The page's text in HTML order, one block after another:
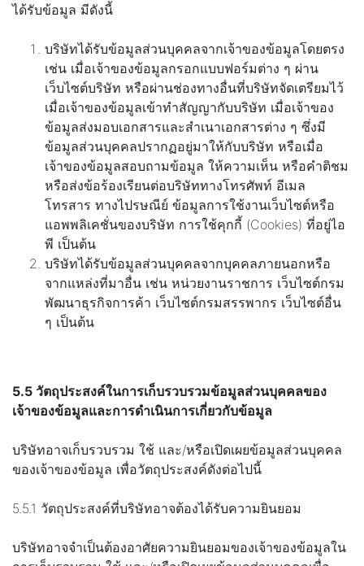
ได้รับข้อมูล มีดังนี้
บริษัทได้รับข้อมูลส่วนบุคคลจากเจ้าของข้อมูลโดยตรง
เช่น เมื่อเจ้าของข้อมูลกรอกแบบฟอร์มต่าง ๆ ผ่าน
เว็บไซต์บริษัท หรือผ่านช่องทางอื่นที่บริษัทจัดเตรียมไว้
เมื่อเจ้าของข้อมูลเข้าทำสัญญากับบริษัท เมื่อเจ้าของ
ข้อมูลส่งมอบเอกสารและสำเนาเอกสารต่าง ๆ ซึ่งมี
ข้อมูลส่วนบุคคลปรากฏอยู่มาให้กับบริษัท หรือเมื่อ
เจ้าของข้อมูลสอบถามข้อมูล ให้ความเห็น หรือคำติชม
หรือส่งข้อร้องเรียนต่อบริษัททางโทรศัพท์ อีเมล
โทรสาร ทางไปรษณีย์ ข้อมูลการใช้งานเว็บไซต์หรือ
แอพพลิเคชั่นของบริษัท การใช้คุกกี้ (Cookies) ที่อยู่ไอ
พี เป็นต้น
บริษัทได้รับข้อมูลส่วนบุคคลจากบุคคลภายนอกหรือ
จากแหล่งที่มาอื่น เช่น หน่วยงานราชการ เว็บไซต์กรม
พัฒนาธุรกิจการค้า เว็บไซต์กรมสรรพากร เว็บไซต์อื่น
ๆ เป็นต้น
5.5 วัตถุประสงค์ในการเก็บรวบรวมข้อมูลส่วนบุคคลของ
เจ้าของข้อมูลและการดำเนินการเกี่ยวกับข้อมูล
บริษัทอาจเก็บรวบรวม ใช้ และ/หรือเปิดเผยข้อมูลส่วนบุคคล
ของเจ้าของข้อมูล เพื่อวัตถุประสงค์ดังต่อไปนี้
5.5.1 วัตถุประสงค์ที่บริษัทอาจต้องได้รับความยินยอม
บริษัทอาจจำเป็นต้องอาศัยความยินยอมของเจ้าของข้อมูลใน